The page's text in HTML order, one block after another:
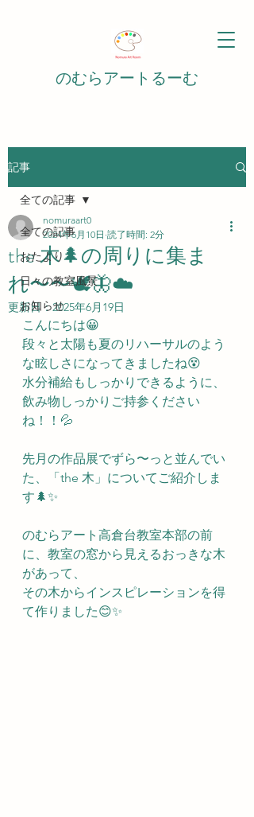
のむらアートるーむ
記事
全ての記事
おたより
日々の教室風景
お知らせ
全ての記事
the 木🌲の周りに集ま
れ〜〜🕊️🦋☁️
nomuraart0
2024年6月10日 読了時間: 2分
更新日：2025年6月19日
こんにちは😀
段々と太陽も夏のリハーサルのよう
な眩しさになってきましたね😵
水分補給もしっかりできるように、
飲み物しっかりご持参ください
ね！！💦
先月の作品展でずら〜っと並んでい
た、「the 木」についてご紹介しま
す🌲✨
のむらアート高倉台教室本部の前
に、教室の窓から見えるおっきな木
があって、
その木からインスピレーションを得
て作りました😊✨